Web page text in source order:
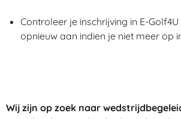
Controleer je inschrijving in E-
opnieuw aan indien je niet meer op
Wij zijn op zoek naar